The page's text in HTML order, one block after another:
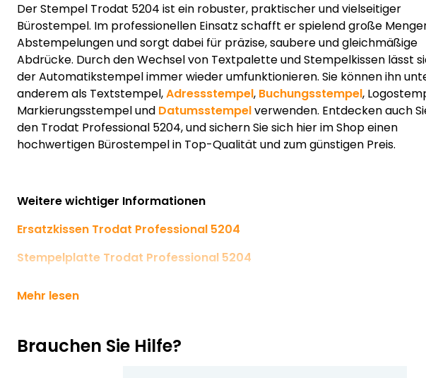
Der Stempel Trodat 5204 ist ein robuster, praktischer und vielseitiger
Bürostempel. Im professionellen Einsatz schafft er spielend große
Abstempelungen und sorgt dabei für präzise, saubere und gleichmäßige
Abdrücke. Durch den Wechsel von Textpalette und Stempelkissen lässt
der Automatikstempel immer wieder umfunktionieren. Sie können ihn
anderem als Textstempel,Adressstempel, Buchungsstempel,
Markierungsstempel und Datumsstempelverwenden. Entdecken auch
den Trodat Professional 5204, und sichern Sie sich hier im Shop einen
hochwertigen Bürostempel in Top-Qualität und zum günstigen Preis.
Weitere wichtiger Informationen
Ersatzkissen Trodat Professional 5204
Stempelplatte Trodat Professional 5204
Mehr lesen
Brauchen Sie Hilfe?